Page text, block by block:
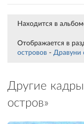
Находится в
Отображается в
островов - Дравуни
Другие
остров»